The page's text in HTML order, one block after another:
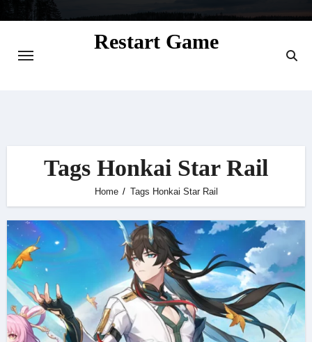
Restart Game
Tags Honkai Star Rail
Home Tags Honkai Star Rail